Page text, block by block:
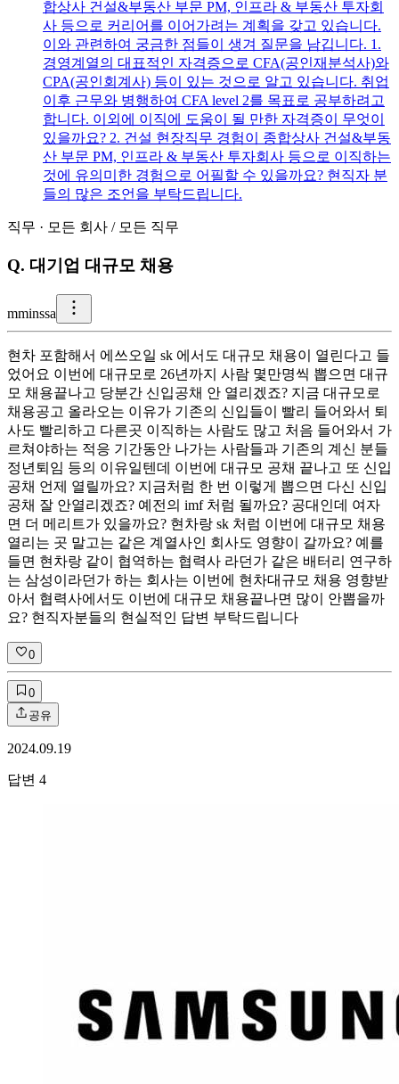
합상사 건설&부동산 부문 PM, 인프라 & 부동산 투자회
사 등으로 커리어를 이어가려는 계획을 갖고 있습니다.
이와 관련하여 궁금한 점들이 생겨 질문을 남깁니다. 1.
경영계열의 대표적인 자격증으로 CFA(공인재분석사)와
CPA(공인회계사) 등이 있는 것으로 알고 있습니다. 취업
이후 근무와 병행하여 CFA level 2를 목표로 공부하려고
합니다. 이외에 이직에 도움이 될 만한 자격증이 무엇이
있을까요? 2. 건설 현장직무 경험이 종합상사 건설&부동
산 부문 PM, 인프라 & 부동산 투자회사 등으로 이직하는
것에 유의미한 경험으로 어필할 수 있을까요? 현직자 분
들의 많은 조언을 부탁드립니다.
직무 · 모든 회사 / 모든 직무
Q. 대기업 대규모 채용
mminssa
현차 포함해서 에쓰오일 sk 에서도 대규모 채용이 열린다고 들
었어요 이번에 대규모로 26년까지 사람 몇만명씩 뽑으면 대규
모 채용끝나고 당분간 신입공채 안 열리겠죠? 지금 대규모로
채용공고 올라오는 이유가 기존의 신입들이 빨리 들어와서 퇴
사도 빨리하고 다른곳 이직하는 사람도 많고 처음 들어와서 가
르쳐야하는 적응 기간동안 나가는 사람들과 기존의 계신 분들
정년퇴임 등의 이유일텐데 이번에 대규모 공채 끝나고 또 신입
공채 언제 열릴까요? 지금처럼 한 번 이렇게 뽑으면 다신 신입
공채 잘 안열리겠죠? 예전의 imf 처럼 될까요? 공대인데 여자
면 더 메리트가 있을까요? 현차랑 sk 처럼 이번에 대규모 채용
열리는 곳 말고는 같은 계열사인 회사도 영향이 갈까요? 예를
들면 현차랑 같이 협역하는 협력사 라던가 같은 배터리 연구하
는 삼성이라던가 하는 회사는 이번에 현차대규모 채용 영향받
아서 협력사에서도 이번에 대규모 채용끝나면 많이 안뽑을까
요? 현직자분들의 현실적인 답변 부탁드립니다
0
0
공유
2024.09.19
답변 4